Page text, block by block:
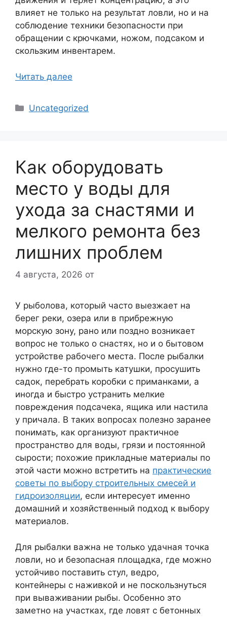
влияет не только на результат ловли, но и на
соблюдение техники безопасности при
обращении с крючками, ножом, подсаком и
скользким инвентарем.
Читать далее
Рубрики
Uncategorized
Как оборудовать
место у воды для
ухода за снастями и
мелкого ремонта без
лишних проблем
4 августа, 2026 от
У рыболова, который часто выезжает на
берег реки, озера или в прибрежную
морскую зону, рано или поздно возникает
вопрос не только о снастях, но и о бытовом
устройстве рабочего места. После рыбалки
нужно где-то промыть катушки, просушить
садок, перебрать коробки с приманками, а
иногда и быстро устранить мелкие
повреждения подсачека, ящика или настила
у причала. В таких вопросах полезно заранее
понимать, как организуют практичное
пространство для воды, грязи и постоянной
сырости; похожие прикладные материалы по
этой части можно встретить на практические
советы по выбору строительных смесей и
гидроизоляции, если интересует именно
домашний и хозяйственный подход к выбору
материалов.
Для рыбалки важна не только удачная точка
ловли, но и безопасная площадка, где можно
устойчиво поставить стул, ведро,
контейнеры с наживкой и не поскользнуться
при вываживании рыбы. Особенно это
заметно на участках, где ловят с бетонных